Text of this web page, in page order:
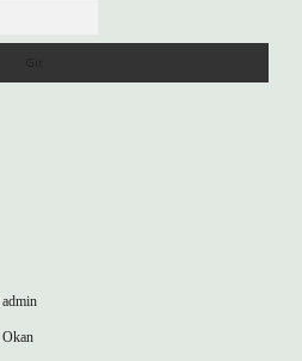
admin
Okan